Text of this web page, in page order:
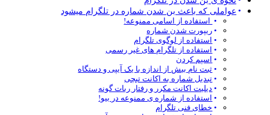
عواملی که باعث بن شدن شماره در تلگرام میشود
استفاده از اسامی ممنوعه!
ریپورت شدن شماره
استفاده از لوگوی تلگرام
استفاده از تلگرام های غیر رسمی
اسپم کردن
ثبت نام بیش از اندازه با یک آیپی و دستگاه
تبدیل شماره به اکانت تبچی
دیلیت اکانت مکرر و رفتار ربات گونه
استفاده از شماره ی ممنوعه در بیو!
خطای فنی تلگرام